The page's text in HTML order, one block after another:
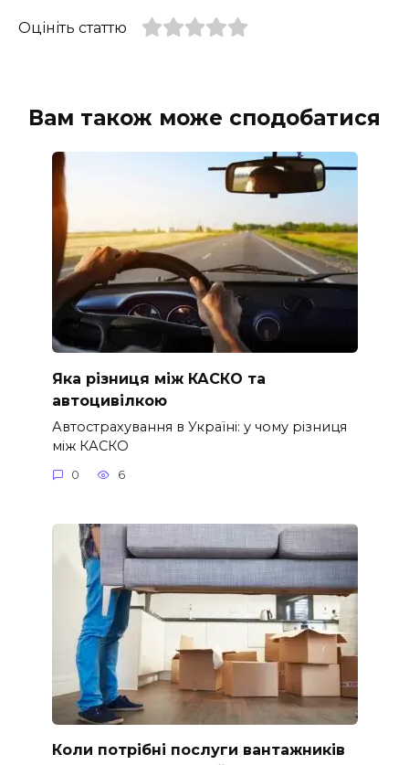
Оцініть статтю
Вам також може сподобатися
Яка різниця між КАСКО та
автоцивілкою
Автострахування в Україні: у чому різниця
між КАСКО
0 6
Коли потрібні послуги вантажників